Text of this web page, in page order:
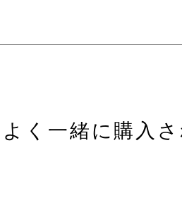
よく一緒に購入